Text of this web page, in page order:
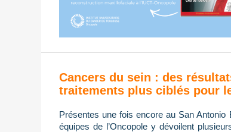
Cancers du sein : des
traitements plus ciblés pour
Présentes une fois encore au San
équipes de l’Oncopole y dévoilent